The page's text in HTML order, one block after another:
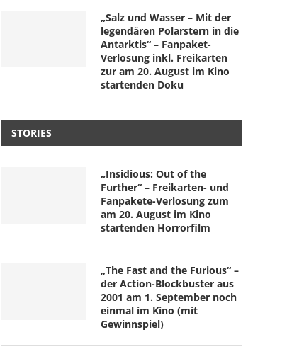
„Salz und Wasser – Mit der
legendären Polarstern in die
Antarktis“ – Fanpaket-
Verlosung inkl. Freikarten
zur am 20. August im Kino
startenden Doku
STORIES
„Insidious: Out of the
Further“ – Freikarten- und
Fanpakete-Verlosung zum
am 20. August im Kino
startenden Horrorfilm
„The Fast and the Furious“ –
der Action-Blockbuster aus
2001 am 1. September noch
einmal im Kino (mit
Gewinnspiel)